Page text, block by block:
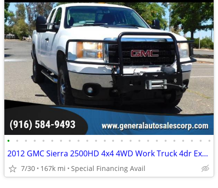
• • • • • • • • • • • • • • • • • • • • • • • •
2012 GMC Sierra 2500HD 4x4 4WD Work Truck 4dr Extended Cab SB
7/30 167k mi Special Financing Avail